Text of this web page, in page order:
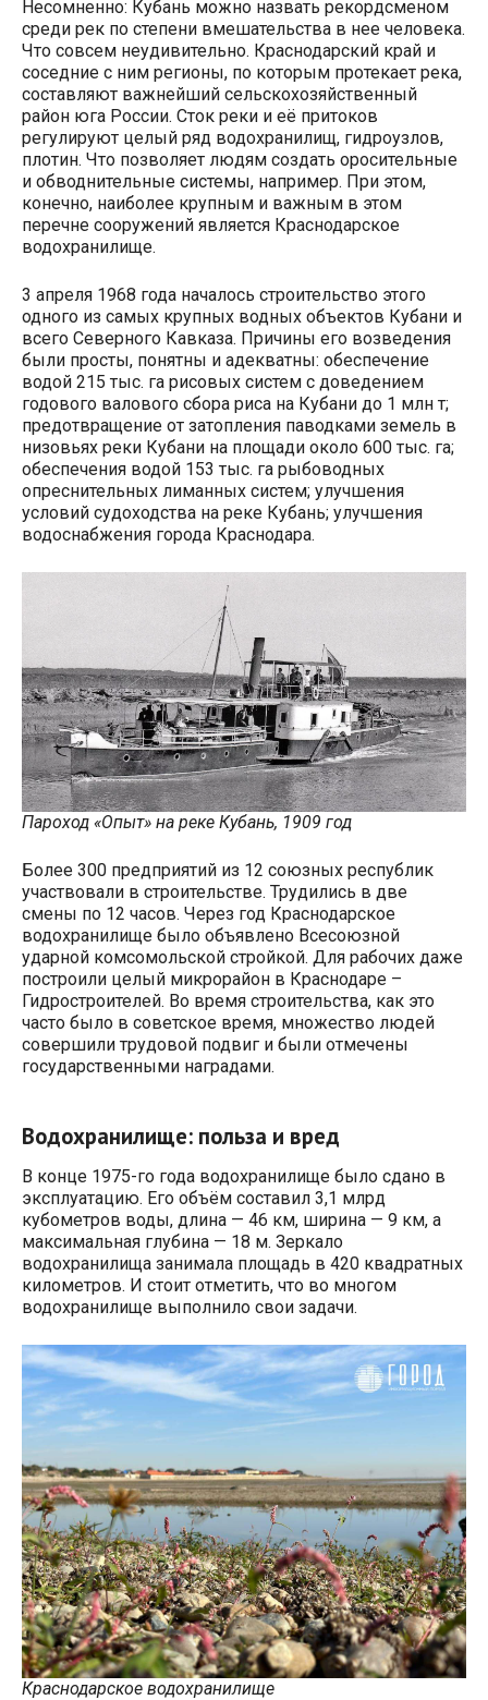
Несомненно: Кубань можно назвать рекордсменом
среди рек по степени вмешательства в нее человека.
Что совсем неудивительно. Краснодарский край и
соседние с ним регионы, по которым протекает река,
составляют важнейший сельскохозяйственный
район юга России. Сток реки и её притоков
регулируют целый ряд водохранилищ, гидроузлов,
плотин. Что позволяет людям создать оросительные
и обводнительные системы, например. При этом,
конечно, наиболее крупным и важным в этом
перечне сооружений является Краснодарское
водохранилище.
3 апреля 1968 года началось строительство этого
одного из самых крупных водных объектов Кубани и
всего Северного Кавказа. Причины его возведения
были просты, понятны и адекватны: обеспечение
водой 215 тыс. га рисовых систем с доведением
годового валового сбора риса на Кубани до 1 млн т;
предотвращение от затопления паводками земель в
низовьях реки Кубани на площади около 600 тыс. га;
обеспечения водой 153 тыс. га рыбоводных
опреснительных лиманных систем; улучшения
условий судоходства на реке Кубань; улучшения
водоснабжения города Краснодара.
Пароход «Опыт» на реке Кубань, 1909 год
Более 300 предприятий из 12 союзных республик
участвовали в строительстве. Трудились в две
смены по 12 часов. Через год Краснодарское
водохранилище было объявлено Всесоюзной
ударной комсомольской стройкой. Для рабочих даже
построили целый микрорайон в Краснодаре –
Гидростроителей. Во время строительства, как это
часто было в советское время, множество людей
совершили трудовой подвиг и были отмечены
государственными наградами.
Водохранилище: польза и вред
В конце 1975-го года водохранилище было сдано в
эксплуатацию. Его объём составил 3,1 млрд
кубометров воды, длина — 46 км, ширина — 9 км, а
максимальная глубина — 18 м. Зеркало
водохранилища занимала площадь в 420 квадратных
километров. И стоит отметить, что во многом
водохранилище выполнило свои задачи.
Краснодарское водохранилище